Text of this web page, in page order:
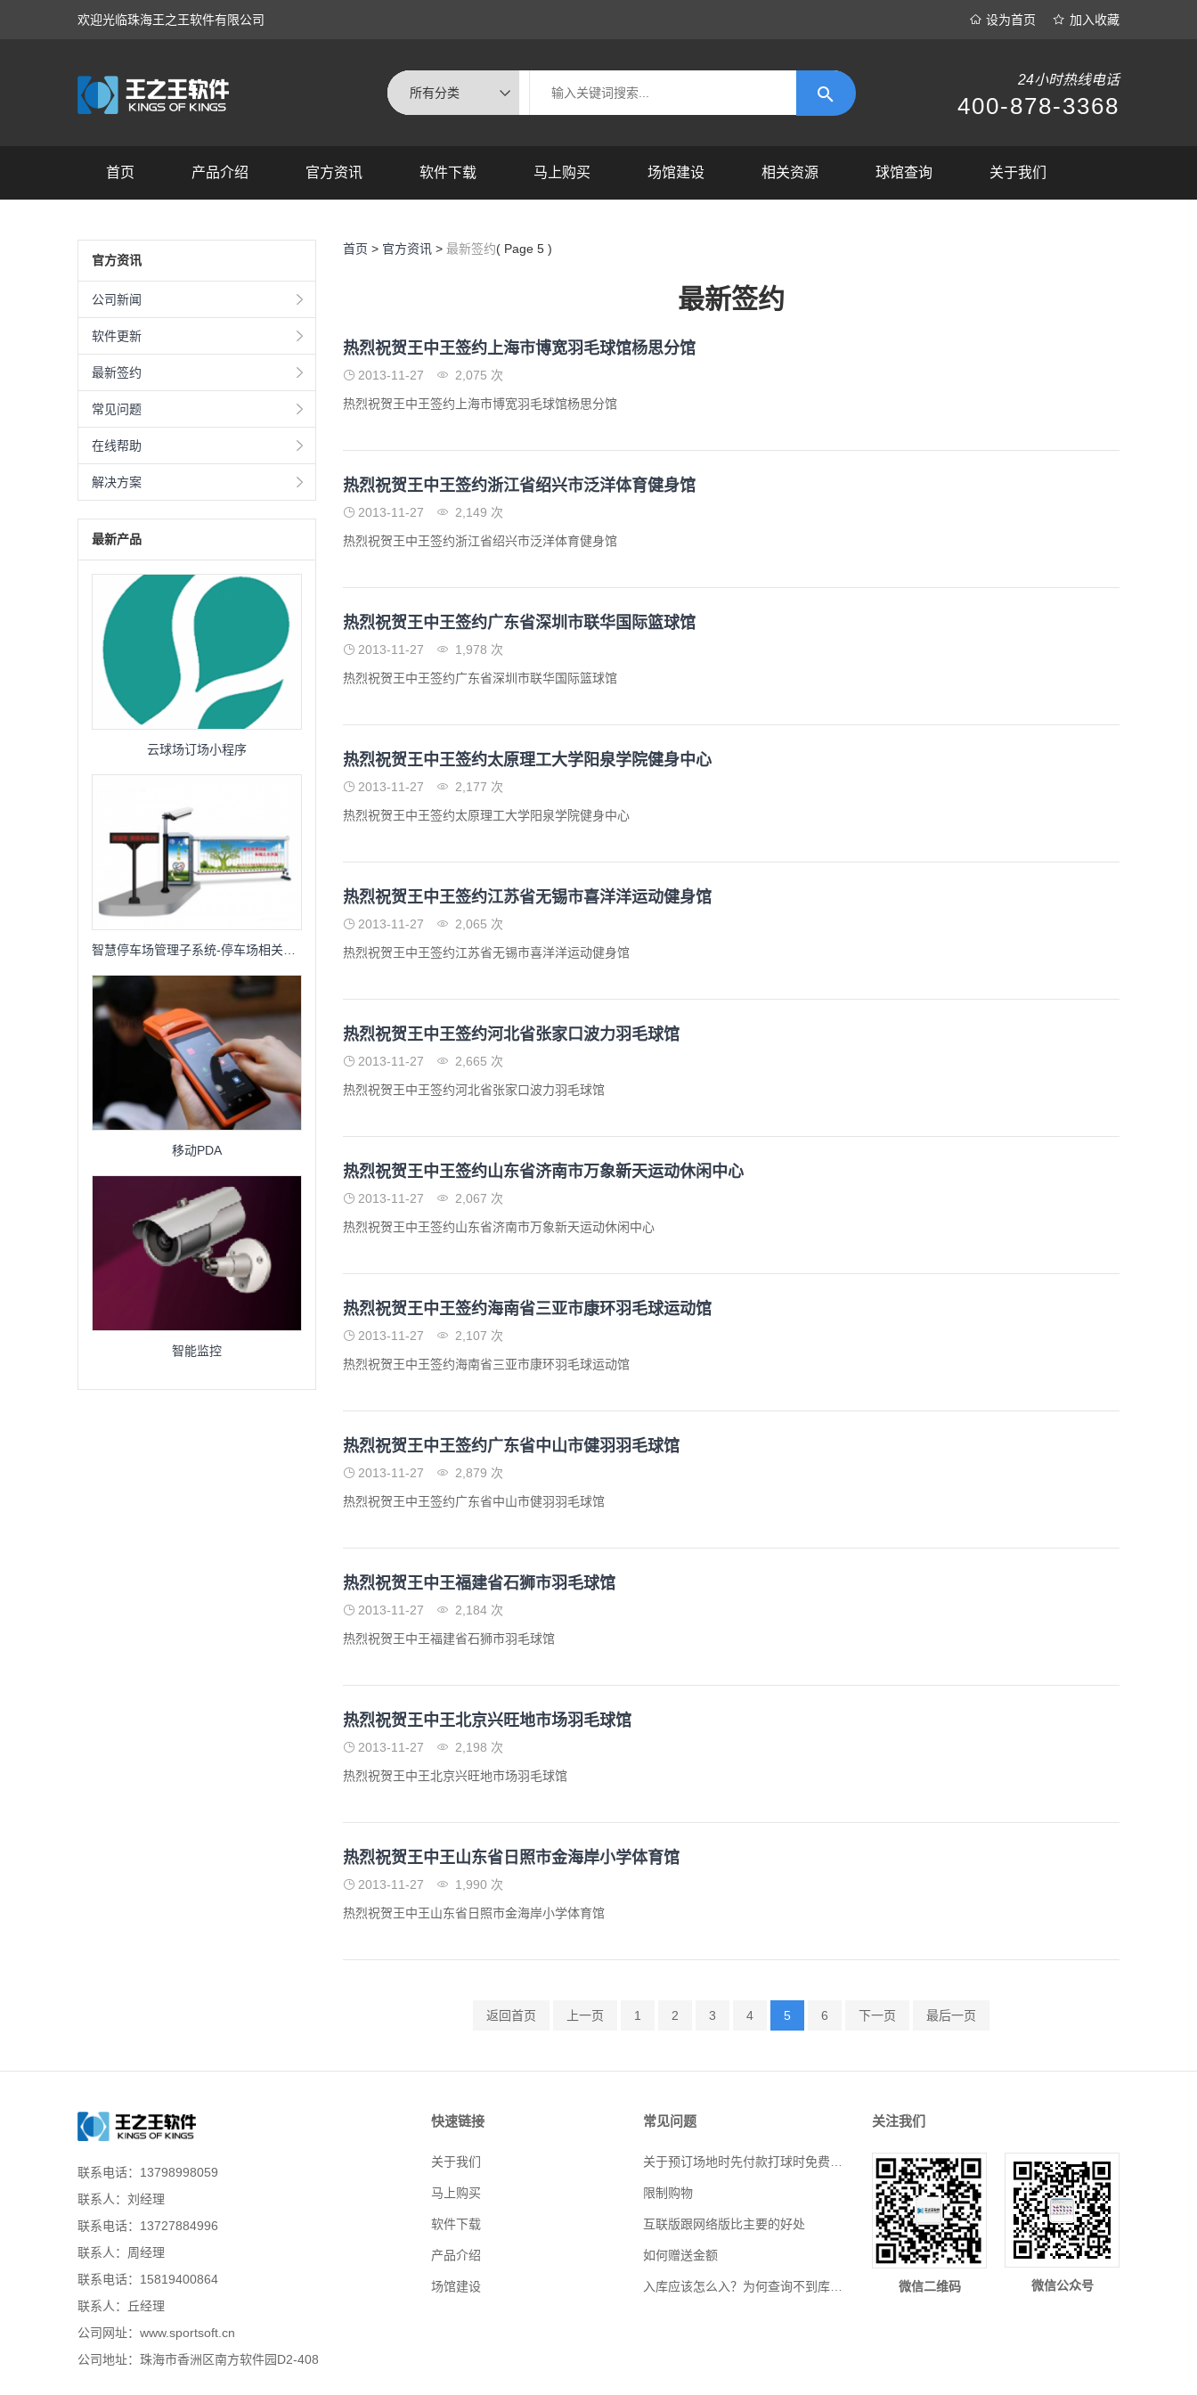
欢迎光临珠海王之王软件有限公司 设为首页 加入收藏
24小时热线电话
400-878-3368
首页 产品介绍 官方资讯 软件下载 马上购买 场馆建设 相关资源 球馆查询 关于我们
官方资讯
公司新闻
软件更新
最新签约
常见问题
在线帮助
解决方案
最新产品
云球场订场小程序
移动PDA
智能监控
首页 > 官方资讯 > 最新签约( Page 5 )
最新签约
热烈祝贺王中王签约上海市博宽羽毛球馆杨思分馆
2013-11-27
2,075 次
热烈祝贺王中王签约上海市博宽羽毛球馆杨思分馆
热烈祝贺王中王签约浙江省绍兴市泛洋体育健身馆
2013-11-27
2,149 次
热烈祝贺王中王签约浙江省绍兴市泛洋体育健身馆
热烈祝贺王中王签约广东省深圳市联华国际篮球馆
2013-11-27
1,978 次
热烈祝贺王中王签约广东省深圳市联华国际篮球馆
热烈祝贺王中王签约太原理工大学阳泉学院健身中心
2013-11-27
2,177 次
热烈祝贺王中王签约太原理工大学阳泉学院健身中心
热烈祝贺王中王签约江苏省无锡市喜洋洋运动健身馆
2013-11-27
2,065 次
热烈祝贺王中王签约江苏省无锡市喜洋洋运动健身馆
热烈祝贺王中王签约河北省张家口波力羽毛球馆
2013-11-27
2,665 次
热烈祝贺王中王签约河北省张家口波力羽毛球馆
热烈祝贺王中王签约山东省济南市万象新天运动休闲中心
2013-11-27
2,067 次
热烈祝贺王中王签约山东省济南市万象新天运动休闲中心
热烈祝贺王中王签约海南省三亚市康环羽毛球运动馆
2013-11-27
2,107 次
热烈祝贺王中王签约海南省三亚市康环羽毛球运动馆
热烈祝贺王中王签约广东省中山市健羽羽毛球馆
2013-11-27
2,879 次
热烈祝贺王中王签约广东省中山市健羽羽毛球馆
热烈祝贺王中王福建省石狮市羽毛球馆
2013-11-27
2,184 次
热烈祝贺王中王福建省石狮市羽毛球馆
热烈祝贺王中王北京兴旺地市场羽毛球馆
2013-11-27
2,198 次
热烈祝贺王中王北京兴旺地市场羽毛球馆
热烈祝贺王中王山东省日照市金海岸小学体育馆
2013-11-27
1,990 次
热烈祝贺王中王山东省日照市金海岸小学体育馆
返回首页 上一页 1 2 3 4 5 6 下一页 最后一页
联系电话：13798998059
联系人：刘经理
联系电话：13727884996
联系人：周经理
联系电话：15819400864
联系人：丘经理
公司网址：www.sportsoft.cn
公司地址：珠海市香洲区南方软件园D2-408
快速链接
关于我们
马上购买
软件下载
产品介绍
场馆建设
常见问题
限制购物
互联版跟网络版比主要的好处
如何赠送金额
入库应该怎么入？为何查询不到库存？
关注我们
微信二维码 微信公众号